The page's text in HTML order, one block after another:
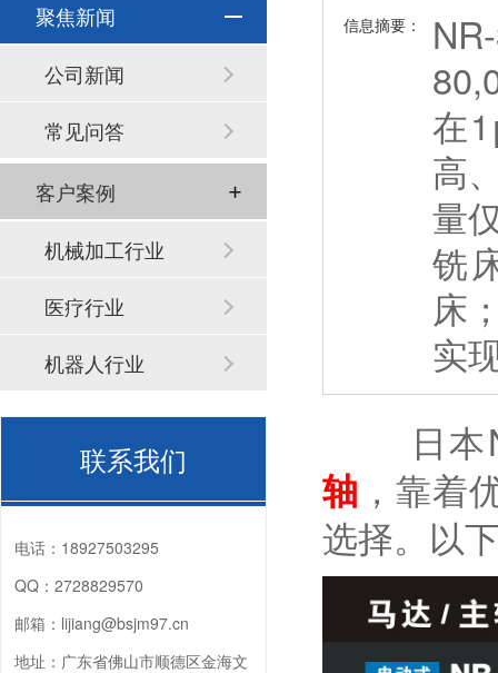
信息摘要：
在
高
量
铣
床
实
日本
轴 ，靠着
选择。以
聚焦新闻
公司新闻
常见问答
客户案例
机械加工行业
医疗行业
机器人行业
联系我们
电话： 18927503295
QQ： 2728829570
邮箱： lijiang@bsjm97.cn
地址： 广东省佛山市顺德区金海文